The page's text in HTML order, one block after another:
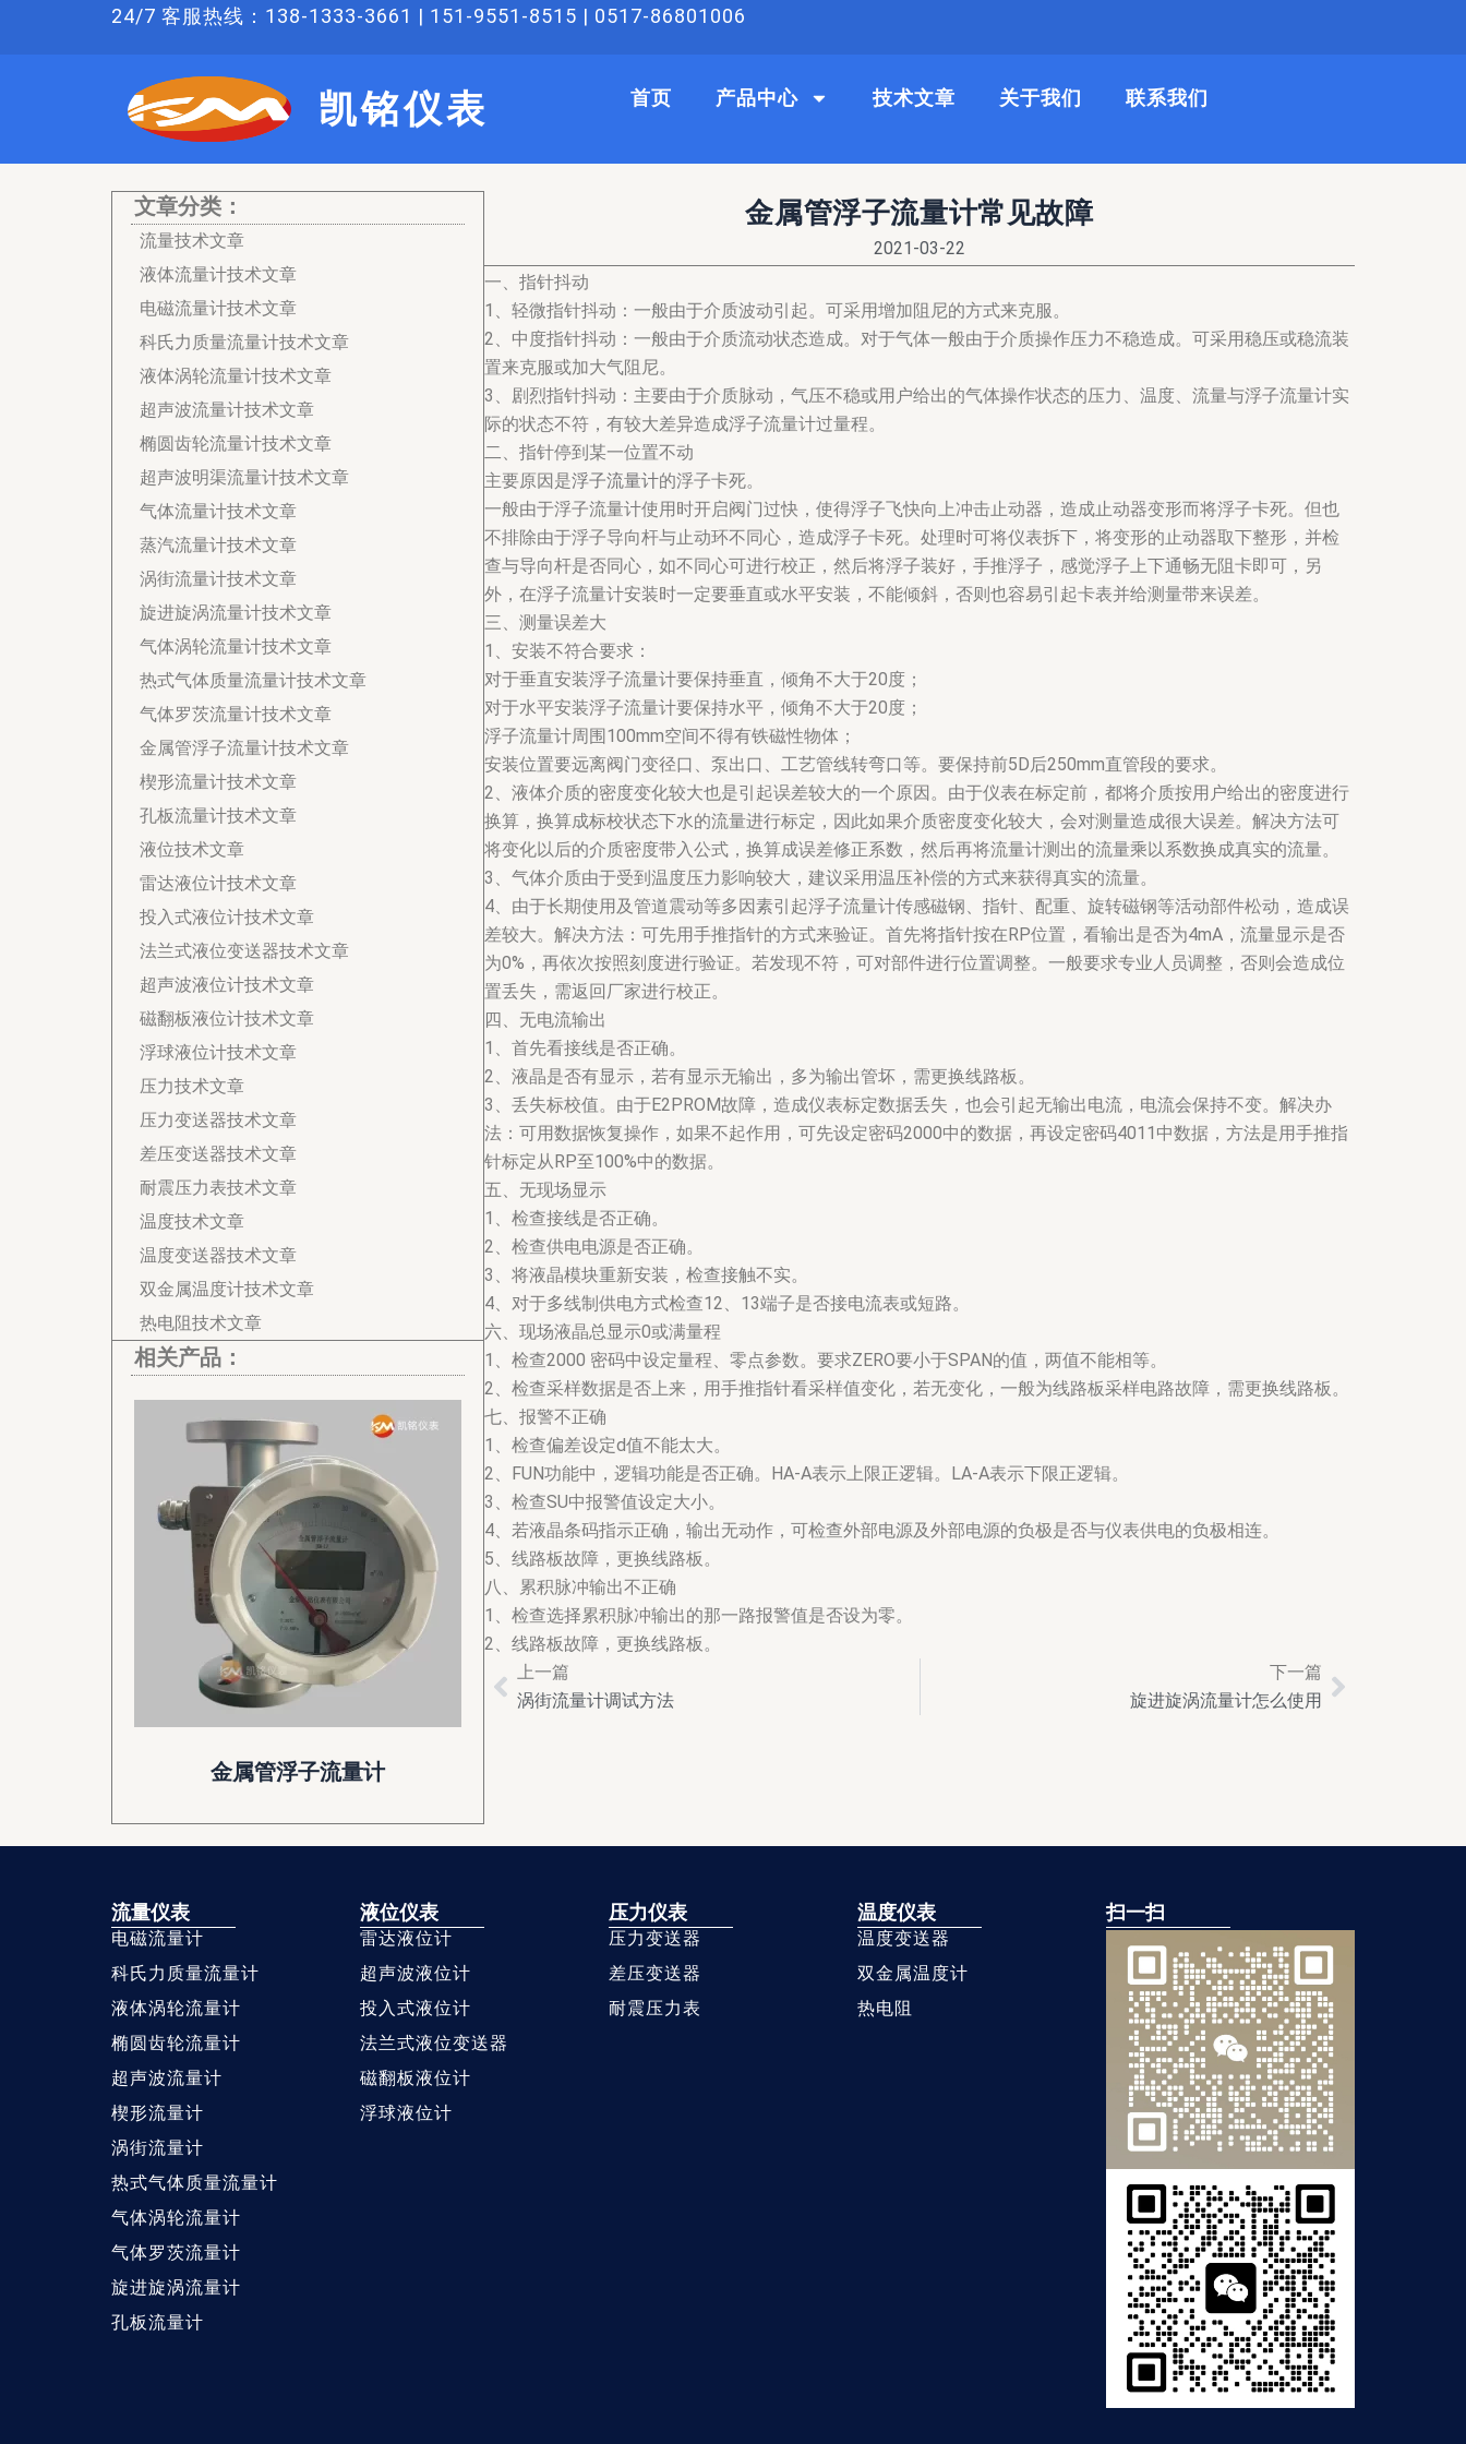
24/7 客服热线：138-1333-3661 | 151-9551-8515 | 0517-86801006
凯铭仪表 首页 产品中心 技术文章 关于我们 联系我们
文章分类：
流量技术文章
液体流量计技术文章
电磁流量计技术文章
科氏力质量流量计技术文章
液体涡轮流量计技术文章
超声波流量计技术文章
椭圆齿轮流量计技术文章
超声波明渠流量计技术文章
气体流量计技术文章
蒸汽流量计技术文章
涡街流量计技术文章
旋进旋涡流量计技术文章
气体涡轮流量计技术文章
热式气体质量流量计技术文章
气体罗茨流量计技术文章
金属管浮子流量计技术文章
楔形流量计技术文章
孔板流量计技术文章
液位技术文章
雷达液位计技术文章
投入式液位计技术文章
法兰式液位变送器技术文章
超声波液位计技术文章
磁翻板液位计技术文章
浮球液位计技术文章
压力技术文章
压力变送器技术文章
差压变送器技术文章
耐震压力表技术文章
温度技术文章
温度变送器技术文章
双金属温度计技术文章
热电阻技术文章
相关产品：
金属管浮子流量计
金属管浮子流量计常见故障
2021-03-22
一、指针抖动
1、轻微指针抖动：一般由于介质波动引起。可采用增加阻尼的方式来克服。
2、中度指针抖动：一般由于介质流动状态造成。对于气体一般由于介质操作压力不稳造成。可采用稳压或稳流装
置来克服或加大气阻尼。
3、剧烈指针抖动：主要由于介质脉动，气压不稳或用户给出的气体操作状态的压力、温度、流量与浮子流量计实
际的状态不符，有较大差异造成浮子流量计过量程。
二、指针停到某一位置不动
主要原因是浮子流量计的浮子卡死。
一般由于浮子流量计使用时开启阀门过快，使得浮子飞快向上冲击止动器，造成止动器变形而将浮子卡死。但也
不排除由于浮子导向杆与止动环不同心，造成浮子卡死。处理时可将仪表拆下，将变形的止动器取下整形，并检
查与导向杆是否同心，如不同心可进行校正，然后将浮子装好，手推浮子，感觉浮子上下通畅无阻卡即可，另
外，在浮子流量计安装时一定要垂直或水平安装，不能倾斜，否则也容易引起卡表并给测量带来误差。
三、测量误差大
1、安装不符合要求：
对于垂直安装浮子流量计要保持垂直，倾角不大于20度；
对于水平安装浮子流量计要保持水平，倾角不大于20度；
浮子流量计周围100mm空间不得有铁磁性物体；
安装位置要远离阀门变径口、泵出口、工艺管线转弯口等。要保持前5D后250mm直管段的要求。
2、液体介质的密度变化较大也是引起误差较大的一个原因。由于仪表在标定前，都将介质按用户给出的密度进行
换算，换算成标校状态下水的流量进行标定，因此如果介质密度变化较大，会对测量造成很大误差。解决方法可
将变化以后的介质密度带入公式，换算成误差修正系数，然后再将流量计测出的流量乘以系数换成真实的流量。
3、气体介质由于受到温度压力影响较大，建议采用温压补偿的方式来获得真实的流量。
4、由于长期使用及管道震动等多因素引起浮子流量计传感磁钢、指针、配重、旋转磁钢等活动部件松动，造成误
差较大。解决方法：可先用手推指针的方式来验证。首先将指针按在RP位置，看输出是否为4mA，流量显示是否
为0%，再依次按照刻度进行验证。若发现不符，可对部件进行位置调整。一般要求专业人员调整，否则会造成位
置丢失，需返回厂家进行校正。
四、无电流输出
1、首先看接线是否正确。
2、液晶是否有显示，若有显示无输出，多为输出管坏，需更换线路板。
3、丢失标校值。由于E2PROM故障，造成仪表标定数据丢失，也会引起无输出电流，电流会保持不变。解决办
法：可用数据恢复操作，如果不起作用，可先设定密码2000中的数据，再设定密码4011中数据，方法是用手推指
针标定从RP至100%中的数据。
五、无现场显示
1、检查接线是否正确。
2、检查供电电源是否正确。
3、将液晶模块重新安装，检查接触不实。
4、对于多线制供电方式检查12、13端子是否接电流表或短路。
六、现场液晶总显示0或满量程
1、检查2000 密码中设定量程、零点参数。要求ZERO要小于SPAN的值，两值不能相等。
2、检查采样数据是否上来，用手推指针看采样值变化，若无变化，一般为线路板采样电路故障，需更换线路板。
七、报警不正确
1、检查偏差设定d值不能太大。
2、FUN功能中，逻辑功能是否正确。HA-A表示上限正逻辑。LA-A表示下限正逻辑。
3、检查SU中报警值设定大小。
4、若液晶条码指示正确，输出无动作，可检查外部电源及外部电源的负极是否与仪表供电的负极相连。
5、线路板故障，更换线路板。
八、累积脉冲输出不正确
1、检查选择累积脉冲输出的那一路报警值是否设为零。
2、线路板故障，更换线路板。
Prev
上一篇
涡街流量计调试方法
下一篇
旋进旋涡流量计怎么使用
Next
流量仪表
电磁流量计
科氏力质量流量计
液体涡轮流量计
椭圆齿轮流量计
超声波流量计
楔形流量计
涡街流量计
热式气体质量流量计
气体涡轮流量计
气体罗茨流量计
旋进旋涡流量计
孔板流量计
液位仪表
雷达液位计
超声波液位计
投入式液位计
法兰式液位变送器
磁翻板液位计
浮球液位计
压力仪表
压力变送器
差压变送器
耐震压力表
温度仪表
温度变送器
双金属温度计
热电阻
扫一扫